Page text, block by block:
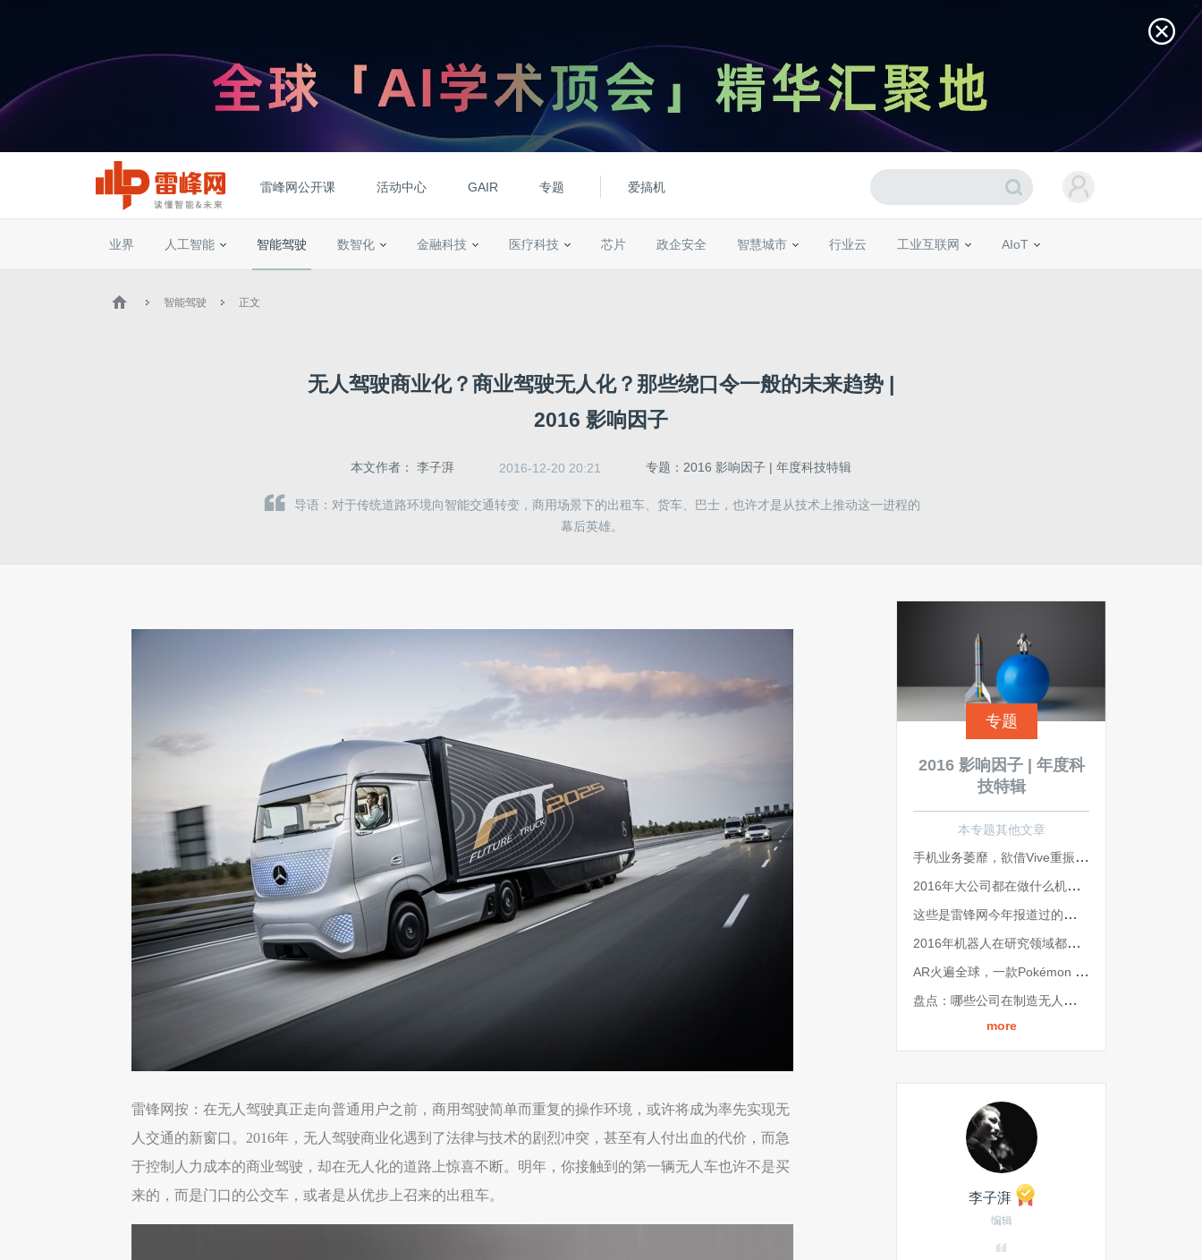
雷峰网公开课 活动中心 GAIR 专题 爱搞机
业界 人工智能 智能驾驶 数智化 金融科技 医疗科技 芯片 政企安全 智慧城市 行业云 工业互联网 AIoT
智能驾驶 正文
无人驾驶商业化？商业驾驶无人化？那些绕口令一般的未来趋势 |
2016 影响因子
本文作者： 李子湃 2016-12-20 20:21 专题：2016 影响因子 | 年度科技特辑
导语：对于传统道路环境向智能交通转变，商用场景下的出租车、货车、巴士，也许才是从技术上推动这一进程的
幕后英雄。
雷锋网按：在无人驾驶真正走向普通用户之前，商用驾驶简单而重复的操作环境，或许将成为率先实现无
人交通的新窗口。2016年，无人驾驶商业化遇到了法律与技术的剧烈冲突，甚至有人付出血的代价，而急
于控制人力成本的商业驾驶，却在无人化的道路上惊喜不断。明年，你接触到的第一辆无人车也许不是买
来的，而是门口的公交车，或者是从优步上召来的出租车。
专题
2016 影响因子 | 年度科
技特辑
本专题其他文章
手机业务萎靡，欲借Vive重振雄风，这一年HTC是怎么做的？| 2016 影响因子
2016年大公司都在做什么机器人 | 2016 影响因子
这些是雷锋网今年报道过的最具创新力机器人 | 2016 影响因子
2016年机器人在研究领域都有哪些新突破 | 2016 影响因子
AR火遍全球，一款Pokémon Go足矣 | 2016 影响因子
盘点：哪些公司在制造无人驾驶的“眼睛”？| 2016 影响因子
more
李子湃
编辑